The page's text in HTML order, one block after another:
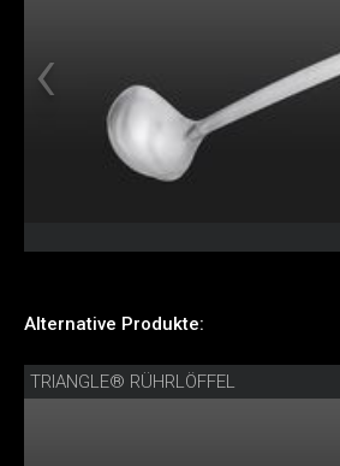
Alternative Produkte:
TRIANGLE® RÜHRLÖFFEL